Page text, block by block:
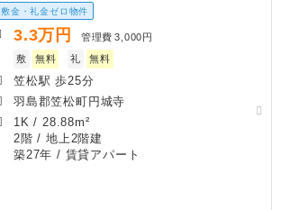
敷金・礼金ゼロ物件
3.3万円 管理費 3,000円
敷
無料 礼 無料
笠松駅 歩25分
羽島郡笠松町円城寺
1K / 28.88m²
2階 / 地上2階建
築27年 / 賃貸アパート